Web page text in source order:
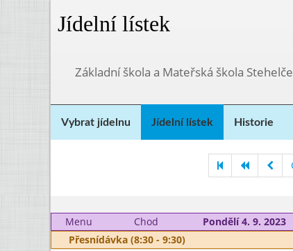
Jídelní lístek
Základní škola a Mateřská škola
Vybrat jídelnu Jídelní lístek Historie
Menu
Chod Pondělí 4. 9. 2023
Přesnídávka (8:30 - 9:30)